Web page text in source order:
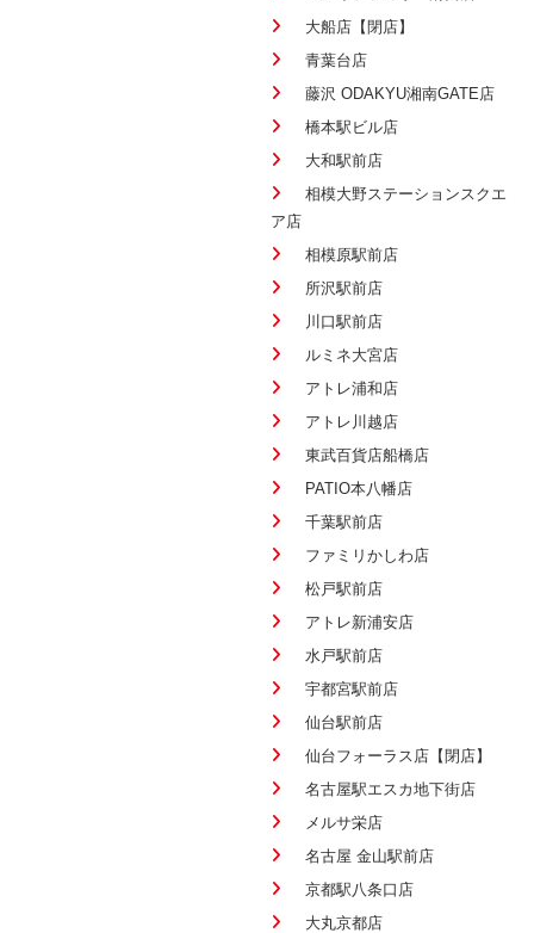
大船店【閉店】
青葉台店
藤沢 ODAKYU湘南GATE店
橋本駅ビル店
大和駅前店
相模大野ステーションスクエ
ア店
相模原駅前店
所沢駅前店
川口駅前店
ルミネ大宮店
アトレ浦和店
アトレ川越店
東武百貨店船橋店
PATIO本八幡店
千葉駅前店
ファミリかしわ店
松戸駅前店
アトレ新浦安店
水戸駅前店
宇都宮駅前店
仙台駅前店
仙台フォーラス店【閉店】
名古屋駅エスカ地下街店
メルサ栄店
名古屋 金山駅前店
京都駅八条口店
大丸京都店